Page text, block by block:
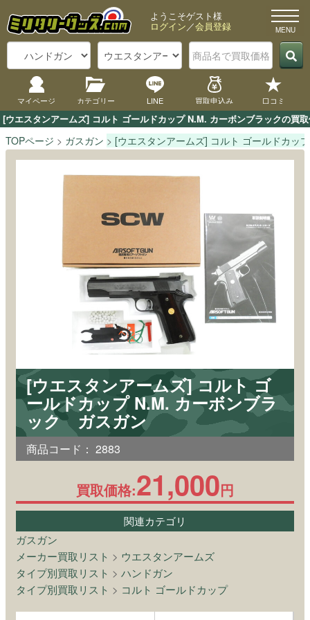
[ウエスタンアームズ] コルト ゴールドカップ N.M. カーボンブラックの買
ようこそゲスト様
ログイン／会員登録
マイページ カテゴリー LINE 買取申込み 口コミ
TOPページ ガスガン [ウエスタンアームズ] コルト ゴールドカッ
[ウエスタンアームズ] コルト ゴ
ールドカップ N.M. カーボンブラ
ック ガスガン
商品コード： 2883
買取価格:21,000円
関連カテゴリ
ガスガン
メーカー買取リスト > ウエスタンアームズ
タイプ別買取リスト > ハンドガン
タイプ別買取リスト > コルト ゴールドカップ